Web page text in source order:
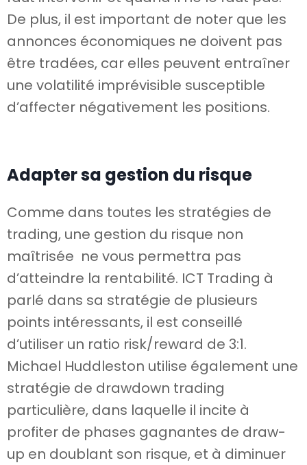
De plus, il est important de noter que les
annonces économiques ne doivent pas
être tradées, car elles peuvent entraîner
une volatilité imprévisible susceptible
d’affecter négativement les positions.
Adapter sa gestion du risque
Comme dans toutes les stratégies de
trading, une gestion du risque non
maîtrisée ne vous permettra pas
d’atteindre la rentabilité. ICT Trading à
parlé dans sa stratégie de plusieurs
points intéressants, il est conseillé
d’utiliser un ratio risk/reward de 3:1.
Michael Huddleston utilise également une
stratégie de drawdown trading
particulière, dans laquelle il incite à
profiter de phases gagnantes de draw-
up en doublant son risque, et à diminuer